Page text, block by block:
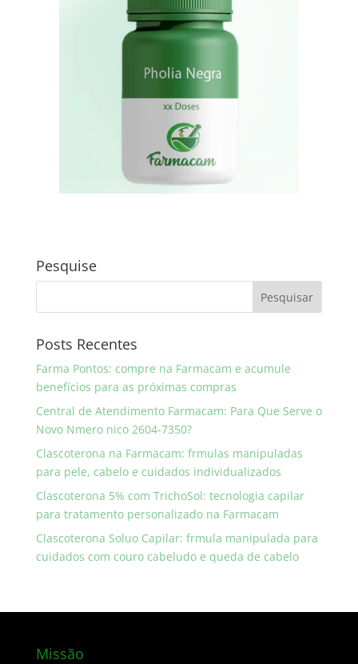
Pesquise
Posts Recentes
Farma Pontos: compre na Farmacam e acumule
benefícios para as próximas compras
Central de Atendimento Farmacam: Para Que Serve o
Novo Nmero nico 2604-7350?
Clascoterona na Farmacam: frmulas manipuladas
para pele, cabelo e cuidados individualizados
Clascoterona 5% com TrichoSol: tecnologia capilar
para tratamento personalizado na Farmacam
Clascoterona Soluo Capilar: frmula manipulada para
cuidados com couro cabeludo e queda de cabelo
Missão